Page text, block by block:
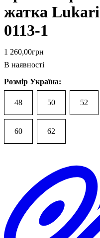
жатка Lukari
0113-1
1 260,00грн
В наявності
Розмір Україна:
48 50 52
60 62